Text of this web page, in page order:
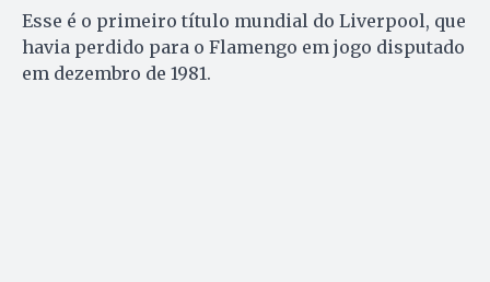
Esse é o primeiro título mundial do Liverpool, que
havia perdido para o Flamengo em jogo disputado
em dezembro de 1981.